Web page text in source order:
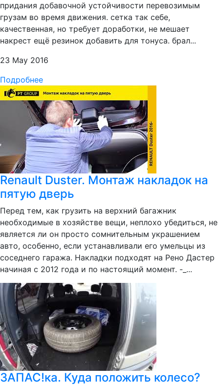
придания добавочной устойчивости перевозимым
грузам во время движения. сетка так себе,
качественная, но требует доработки, не мешает
накрест ещё резинок добавить для тонуса. брал...
23 May 2016
Подробнее
Renault Duster. Монтаж накладок на
пятую дверь
Перед тем, как грузить на верхний багажник
необходимые в хозяйстве вещи, неплохо убедиться, не
является ли он просто сомнительным украшением
авто, особенно, если устанавливали его умельцы из
соседнего гаража. Накладки подходят на Рено Дастер
начиная с 2012 года и по настоящий момент. -_...
ЗАПАС!ка. Куда положить колесо?